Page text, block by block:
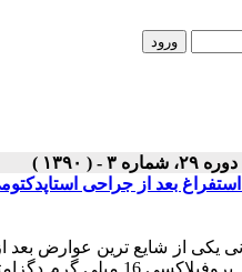
دوره ۲۹، شماره ۳ - ( ۱۳۹۰ )
یکی از شایع ترین عوارض
نامطلوب نیز می گردد. هدف